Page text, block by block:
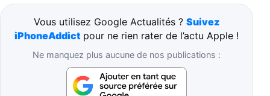
Vous utilisez Google Actualités ? Suivez
iPhoneAddict pour ne rien rater de l’actu Apple !
Ne manquez plus aucune de nos publications :